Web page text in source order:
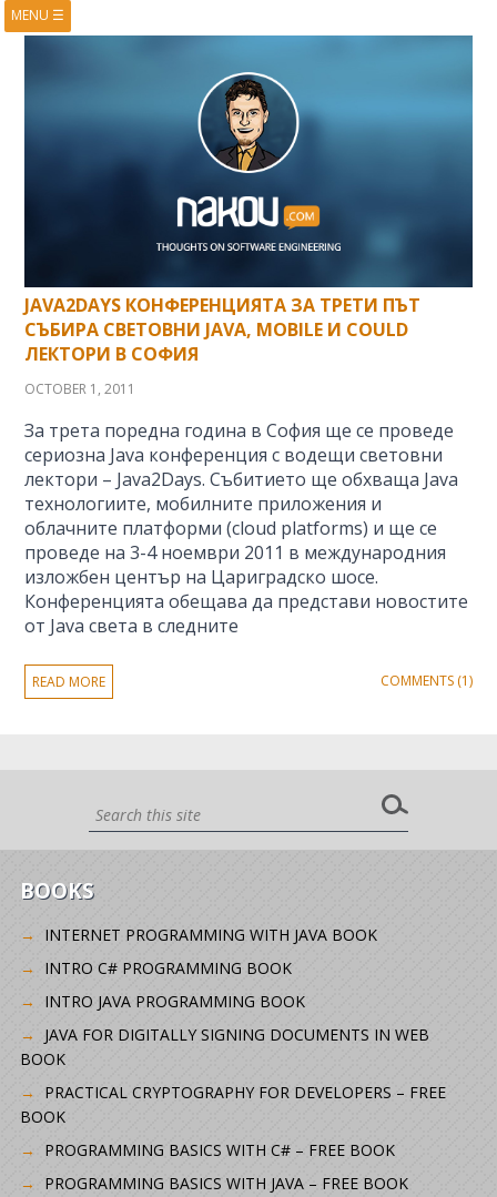
MENU ☰
JAVA2DAYS КОНФЕРЕНЦИЯТА ЗА ТРЕТИ ПЪТ
СЪБИРА СВЕТОВНИ JAVA, MOBILE И COULD
ЛЕКТОРИ В СОФИЯ
OCTOBER 1, 2011
За трета поредна година в София ще се проведе
сериозна Java конференция с водещи световни
лектори – Java2Days. Събитието ще обхваща Java
технологиите, мобилните приложения и
облачните платформи (cloud platforms) и ще се
проведе на 3-4 ноември 2011 в международния
изложбен център на Цариградско шосе.
Конференцията обещава да представи новостите
от Java света в следните
READ MORE COMMENTS (1)
BOOKS
INTERNET PROGRAMMING WITH JAVA BOOK
INTRO C# PROGRAMMING BOOK
INTRO JAVA PROGRAMMING BOOK
JAVA FOR DIGITALLY SIGNING DOCUMENTS IN WEB
BOOK
PRACTICAL CRYPTOGRAPHY FOR DEVELOPERS – FREE
BOOK
PROGRAMMING BASICS WITH C# – FREE BOOK
PROGRAMMING BASICS WITH JAVA – FREE BOOK